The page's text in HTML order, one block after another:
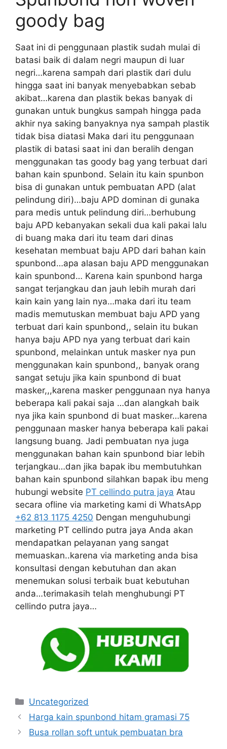
goody bag
Saat ini di penggunaan plastik sudah mulai di
batasi baik di dalam negri maupun di luar
negri…karena sampah dari plastik dari dulu
hingga saat ini banyak menyebabkan sebab
akibat…karena dan plastik bekas banyak di
gunakan untuk bungkus sampah hingga pada
akhir nya saking banyaknya nya sampah plastik
tidak bisa diatasi Maka dari itu penggunaan
plastik di batasi saat ini dan beralih dengan
menggunakan tas goody bag yang terbuat dari
bahan kain spunbond. Selain itu kain spunbon
bisa di gunakan untuk pembuatan APD (alat
pelindung diri)…baju APD dominan di gunaka
para medis untuk pelindung diri…berhubung
baju APD kebanyakan sekali dua kali pakai lalu
di buang maka dari itu team dari dinas
kesehatan membuat baju APD dari bahan kain
spunbond…apa alasan baju APD menggunakan
kain spunbond… Karena kain spunbond harga
sangat terjangkau dan jauh lebih murah dari
kain kain yang lain nya…maka dari itu team
madis memutuskan membuat baju APD yang
terbuat dari kain spunbond,, selain itu bukan
hanya baju APD nya yang terbuat dari kain
spunbond, melainkan untuk masker nya pun
menggunakan kain spunbond,, banyak orang
sangat setuju jika kain spunbond di buat
masker,,,karena masker penggunaan nya hanya
beberapa kali pakai saja …dan alangkah baik
nya jika kain spunbond di buat masker…karena
penggunaan masker hanya beberapa kali pakai
langsung buang. Jadi pembuatan nya juga
menggunakan bahan kain spunbond biar lebih
terjangkau…dan jika bapak ibu membutuhkan
bahan kain spunbond silahkan bapak ibu meng
hubungi website PT cellindo putra jaya Atau
secara ofline via marketing kami di WhatsApp
+62 813 1175 4250 Dengan menguhubungi
marketing PT cellindo putra jaya Anda akan
mendapatkan pelayanan yang sangat
memuaskan..karena via marketing anda bisa
konsultasi dengan kebutuhan dan akan
menemukan solusi terbaik buat kebutuhan
anda…terimakasih telah menghubungi PT
cellindo putra jaya…
Kategori
Uncategorized
Harga kain spunbond hitam gramasi 75
Busa rollan soft untuk pembuatan bra